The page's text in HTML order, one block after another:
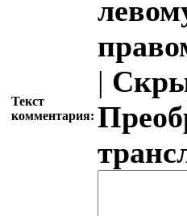
Текст
комментария:
|